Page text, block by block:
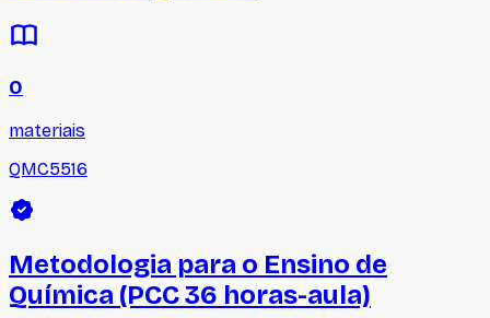
0
materiais
QMC5516
Metodologia para o Ensino de
Química (PCC 36 horas-aula)